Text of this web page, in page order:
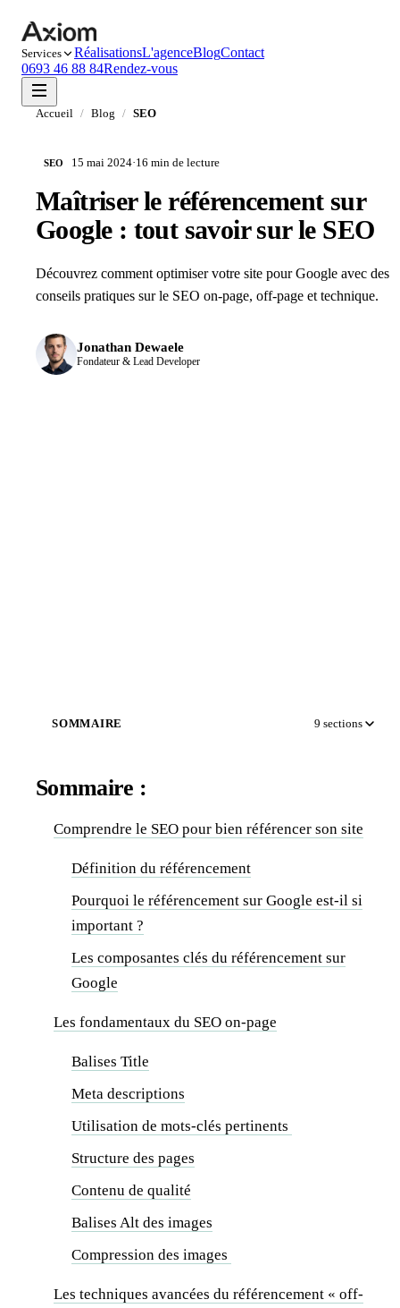
Services RéalisationsL'agenceBlogContact
0693 46 88 84Rendez-vous
Accueil / Blog / SEO
SEO 15 mai 2024·16 min de lecture
Maîtriser le référencement sur
Google : tout savoir sur le SEO
Découvrez comment optimiser votre site pour Google avec des
conseils pratiques sur le SEO on-page, off-page et technique.
Jonathan Dewaele
Fondateur & Lead Developer
SOMMAIRE 9 sections
Sommaire :
Comprendre le SEO pour bien référencer son site
Définition du référencement
Pourquoi le référencement sur Google est-il si
important ?
Les composantes clés du référencement sur
Google
Les fondamentaux du SEO on-page
Balises Title
Meta descriptions
Utilisation de mots-clés pertinents
Structure des pages
Contenu de qualité
Balises Alt des images
Compression des images
Les techniques avancées du référencement « off-